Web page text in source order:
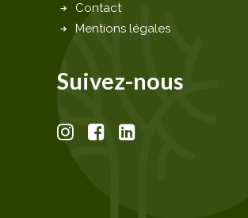
Contact
Mentions légales
Suivez-nous